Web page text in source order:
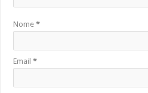
Nome*
Email*